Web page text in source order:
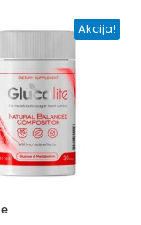
Akcija!